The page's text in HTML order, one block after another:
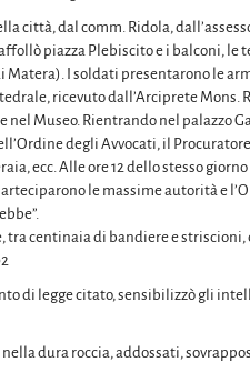
città, dal comm. Ridola,
piazza Plebiscito e i balconi, le
I soldati presentarono le
ricevuto dall’Arciprete Mons.
nel Museo. Rientrando nel
degli Avvocati, il
ecc. Alle ore 12 dello stesso
le massime autorità e
centinaia di bandiere e striscioni,
di legge citato, sensibilizzò gli
dura roccia, addossati,